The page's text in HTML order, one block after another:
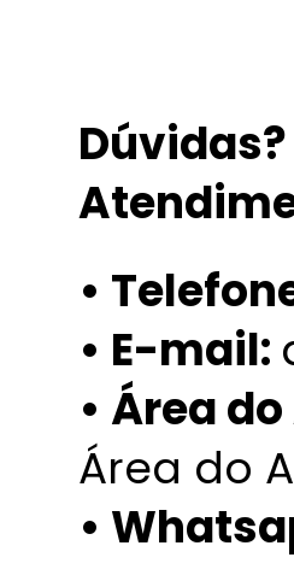
•
• E-mail:
• Área
Área do
•